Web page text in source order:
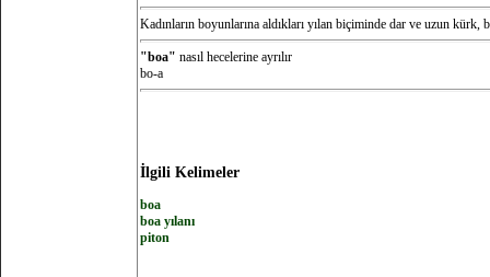
Kadınların boyunlarına aldıkları yılan biçiminde dar ve uzun kürk,
"boa" nasıl hecelerine ayrılır
bo-a
İlgili Kelimeler
boa
boa yılanı
piton